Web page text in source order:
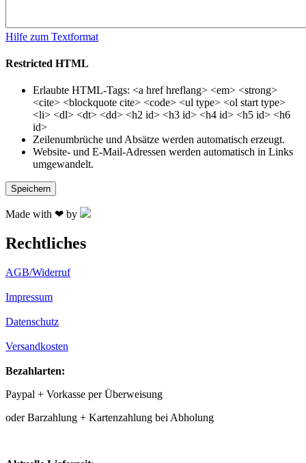
Hilfe zum Textformat
Restricted HTML
Erlaubte HTML-Tags: <a href hreflang> <em> <strong>
<cite> <blockquote cite> <code> <ul type> <ol start type>
<li> <dl> <dt> <dd> <h2 id> <h3 id> <h4 id> <h5 id> <h6
id>
Zeilenumbrüche und Absätze werden automatisch erzeugt.
Website- und E-Mail-Adressen werden automatisch in Links
umgewandelt.
Made with ❤ by
Rechtliches
AGB/Widerruf
Impressum
Datenschutz
Versandkosten
Bezahlarten:
Paypal + Vorkasse per Überweisung
oder Barzahlung + Kartenzahlung bei Abholung